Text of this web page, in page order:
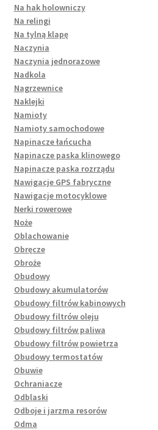
Na hak holowniczy
Na relingi
Na tylną klapę
Naczynia
Naczynia jednorazowe
Nadkola
Nagrzewnice
Naklejki
Namioty
Namioty samochodowe
Napinacze łańcucha
Napinacze paska klinowego
Napinacze paska rozrządu
Nawigacje GPS fabryczne
Nawigacje motocyklowe
Nerki rowerowe
Noże
Oblachowanie
Obręcze
Obroże
Obudowy
Obudowy akumulatorów
Obudowy filtrów kabinowych
Obudowy filtrów oleju
Obudowy filtrów paliwa
Obudowy filtrów powietrza
Obudowy termostatów
Obuwie
Ochraniacze
Odblaski
Odboje i jarzma resorów
Odma